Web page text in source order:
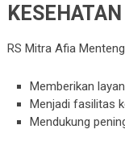
KESEHATAN
RS Mitra Afia
Memberikan
Menjadi fasilitas
Mendukung